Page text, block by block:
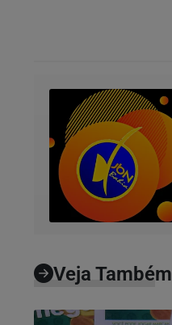
Veja Também